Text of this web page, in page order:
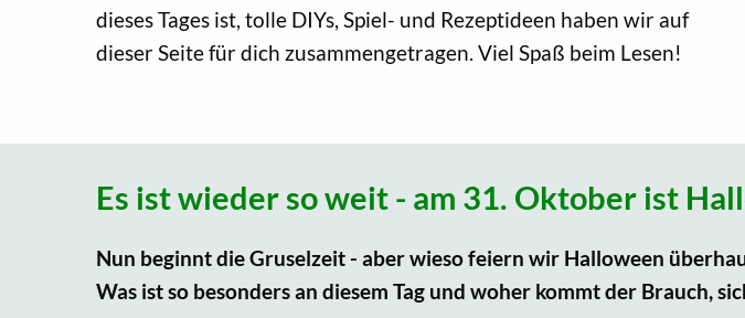
dieses Tages ist, tolle DIYs, Spiel- und Rezeptideen haben wir auf
dieser Seite für dich zusammengetragen. Viel Spaß beim Lesen!
Es ist wieder so weit - am 31. Oktober ist
Nun beginnt die Gruselzeit - aber wieso feiern wir Halloween
Was ist so besonders an diesem Tag und woher kommt der Brauch,